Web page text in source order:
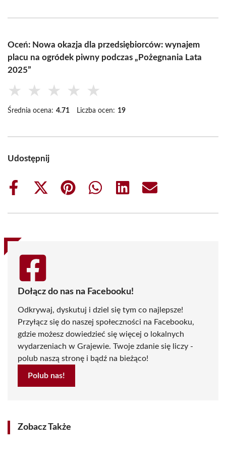
Oceń: Nowa okazja dla przedsiębiorców: wynajem
placu na ogródek piwny podczas „Pożegnania Lata
2025”
★ ★ ★ ★ ★
Średnia ocena: 4.71 Liczba ocen: 19
Udostępnij
Share
Share
(Twitter)
Share
Share
Share
Share
Dołącz do nas na Facebooku!
Odkrywaj, dyskutuj i dziel się tym co najlepsze!
Przyłącz się do naszej społeczności na Facebooku,
gdzie możesz dowiedzieć się więcej o lokalnych
wydarzeniach w Grajewie. Twoje zdanie się liczy -
polub naszą stronę i bądź na bieżąco!
Polub nas!
Zobacz Także